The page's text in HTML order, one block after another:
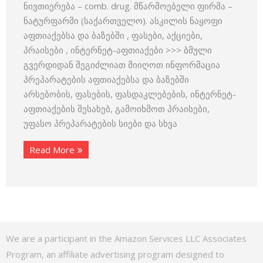
ნივთიერება – comb. drug. მწარმოებელი ფირმა –
ნატურფარმი (საქართველო). ასკილის ნაყოფი
აფთიაქებსა და ბაზებში , ფასები, აქციები,
პრაისები , ინტერნეტ-აფთიაქები >>> ბმული
გვერდიდან შეგიძლიათ მიიღოთ ინფორმაცია
პრეპარატების აფთიაქებსა და ბაზებში
არსებობის, ფასების, ფასდაკლებების, ინტერნეტ-
აფთიაქების შესახებ, გამოიხმოთ პრაისები,
უფასო პრეპარატების სიები და სხვა
Read More
We are a participant in the Amazon Services LLC Associates
Program, an affiliate advertising program designed to